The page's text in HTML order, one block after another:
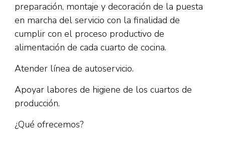
preparación, montaje y decoración de la puesta
en marcha del servicio con la finalidad de
cumplir con el proceso productivo de
alimentación de cada cuarto de cocina.
Atender línea de autoservicio.
Apoyar labores de higiene de los cuartos de
producción.
¿Qué ofrecemos?